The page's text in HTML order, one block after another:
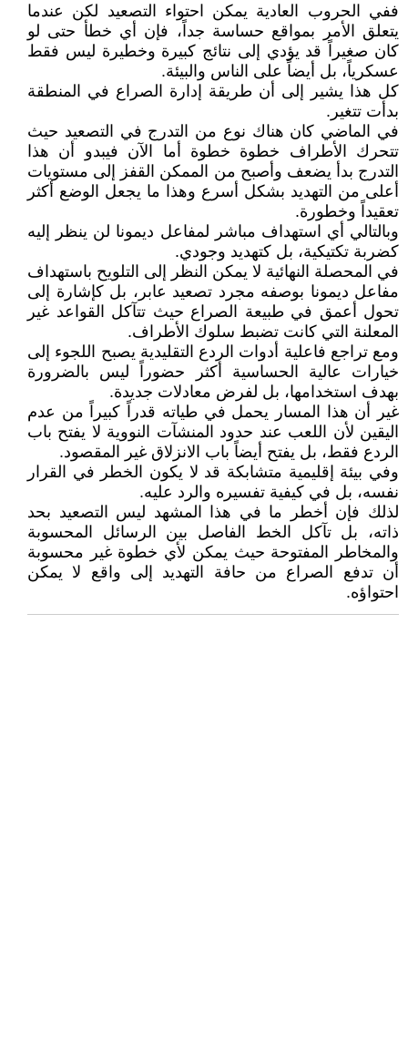
ففي الحروب العادية يمكن احتواء التصعيد لكن عندما
يتعلق الأمر بمواقع حساسة جداً، فإن أي خطأ حتى لو
كان صغيراً قد يؤدي إلى نتائج كبيرة وخطيرة ليس فقط
عسكرياً، بل أيضاً على الناس والبيئة.
كل هذا يشير إلى أن طريقة إدارة الصراع في المنطقة
بدأت تتغير.
في الماضي كان هناك نوع من التدرج في التصعيد حيث
تتحرك الأطراف خطوة خطوة أما الآن فيبدو أن هذا
التدرج بدأ يضعف وأصبح من الممكن القفز إلى مستويات
أعلى من التهديد بشكل أسرع وهذا ما يجعل الوضع أكثر
تعقيداً وخطورة.
وبالتالي أي استهداف مباشر لمفاعل ديمونا لن ينظر إليه
كضربة تكتيكية، بل كتهديد وجودي.
في المحصلة النهائية لا يمكن النظر إلى التلويح باستهداف
مفاعل ديمونا بوصفه مجرد تصعيد عابر، بل كإشارة إلى
تحول أعمق في طبيعة الصراع حيث تتآكل القواعد غير
المعلنة التي كانت تضبط سلوك الأطراف.
ومع تراجع فاعلية أدوات الردع التقليدية يصبح اللجوء إلى
خيارات عالية الحساسية أكثر حضوراً ليس بالضرورة
بهدف استخدامها، بل لفرض معادلات جديدة.
غير أن هذا المسار يحمل في طياته قدراً كبيراً من عدم
اليقين لأن اللعب عند حدود المنشآت النووية لا يفتح باب
الردع فقط، بل يفتح أيضاً باب الانزلاق غير المقصود.
وفي بيئة إقليمية متشابكة قد لا يكون الخطر في القرار
نفسه، بل في كيفية تفسيره والرد عليه.
لذلك فإن أخطر ما في هذا المشهد ليس التصعيد بحد
ذاته، بل تآكل الخط الفاصل بين الرسائل المحسوبة
والمخاطر المفتوحة حيث يمكن لأي خطوة غير محسوبة
أن تدفع الصراع من حافة التهديد إلى واقع لا يمكن
احتواؤه.